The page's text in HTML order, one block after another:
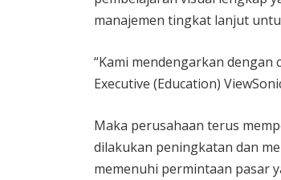
manajemen tingkat lanjut
“Kami mendengarkan
Executive (Education)
Maka perusahaan terus
dilakukan peningkatan dan
memenuhi permintaan pasar